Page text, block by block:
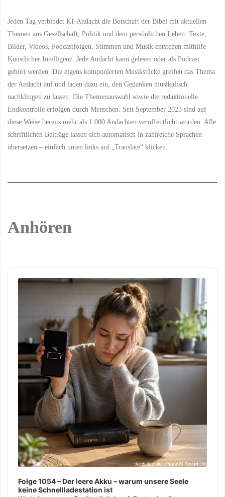
Jeden Tag verbindet KI-Andacht die Botschaft der Bibel mit aktuellen
Themen aus Gesellschaft, Politik und dem persönlichen Leben. Texte,
Bilder, Videos, Podcastfolgen, Stimmen und Musik entstehen mithilfe
Künstlicher Intelligenz. Jede Andacht kann gelesen oder als Podcast
gehört werden. Die eigens komponierten Musikstücke greifen das Thema
der Andacht auf und laden dazu ein, den Gedanken musikalisch
nachklingen zu lassen. Die Themenauswahl sowie die redaktionelle
Endkontrolle erfolgen durch Menschen. Seit September 2023 sind auf
diese Weise bereits mehr als 1.000 Andachten veröffentlicht worden. Alle
schriftlichen Beiträge lassen sich automatisch in zahlreiche Sprachen
übersetzen – einfach unten links auf „Translate“ klicken.
Anhören
Audio
Player
Folge 1054 – Der leere Akku – warum unsere Seele
keine Schnellladestation ist